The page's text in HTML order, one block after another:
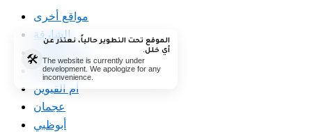
مواقع أخرى
الشارقة
رأس الخيمة
الفجيرة
أم القيوين
عجمان
أبوظبي
🛠️
الموقع تحت التطوير حالياً، نعتذر عن
أي خلل.
The website is currently under
development. We apologize for any
inconvenience.